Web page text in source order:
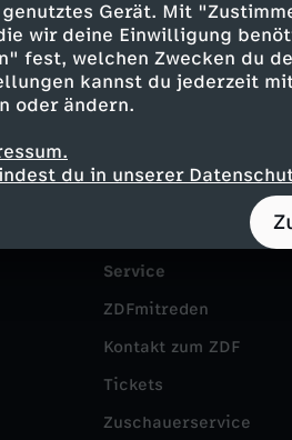
Gerät. Mit
wir deine Einwilligung
fest, welchen Zwecken du
kannst du jederzeit
oder ändern.
du in unserer
nie!
Service
ZDFmitreden
Kontakt zum ZDF
Tickets
Zuschauerservice